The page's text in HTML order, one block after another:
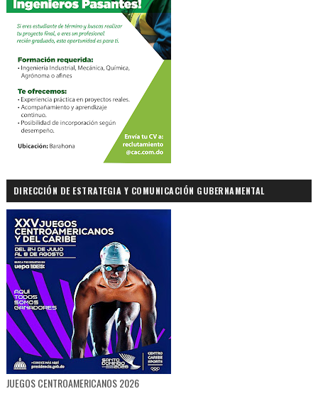
DIRECCIÓN DE ESTRATEGIA Y COMUNICACIÓN GUBERNAMENTAL
JUEGOS CENTROAMERICANOS 2026